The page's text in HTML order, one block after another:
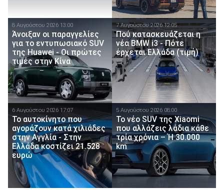
8 Αυγούστου 2026 13:00
Άνοιξαν οι παραγγελίες
για το εντυπωσιακό SUV
της Huawei - Οι πρώτες
τιμές στην Κίνα
7 Αυγούστου 2026 12:05
Πού κατασκευάζεται η
νέα BMW i3 - Πότε
έρχεται Ελλάδα (τιμή)
6 Αυγούστου 2026 17:07
To αυτοκίνητο που
αγοράζουν κατά χιλιάδες
στην Αγγλία - Στην
Ελλάδα κοστίζει 21.528
ευρώ
5 Αυγούστου 2026 08:00
Το νέο SUV της Xiaomi
που αλλάζεις λάδια κάθε
τρία χρόνια – Ή 30.000
km